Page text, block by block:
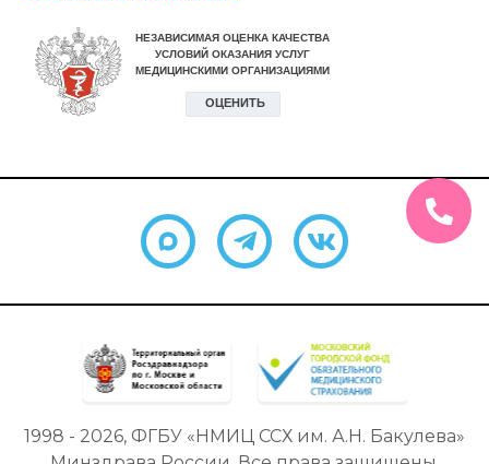
1998 - 2026, ФГБУ «НМИЦ ССХ им. А.Н. Бакулева»